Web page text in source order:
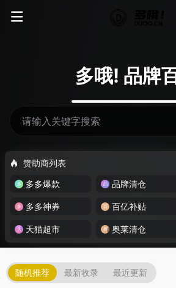
多哦! 品
赞助商列表
多多爆款
品牌清仓
多多神券 百亿补贴
天猫超市 奥莱清仓
随机推荐 最新收录 最近更新